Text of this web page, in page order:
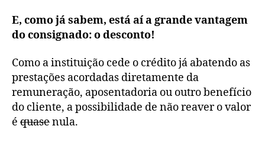
E, como já sabem, está aí a grande vantagem
do consignado: o desconto!
Como a instituição cede o crédito já abatendo as
prestações acordadas diretamente da
remuneração, aposentadoria ou outro benefício
do cliente, a possibilidade de não reaver o valor
é quasenula.